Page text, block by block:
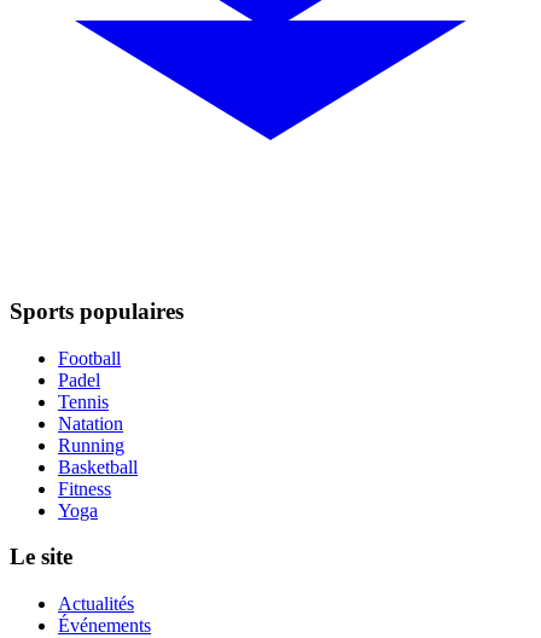
Sports populaires
Football
Padel
Tennis
Natation
Running
Basketball
Fitness
Yoga
Le site
Actualités
Événements